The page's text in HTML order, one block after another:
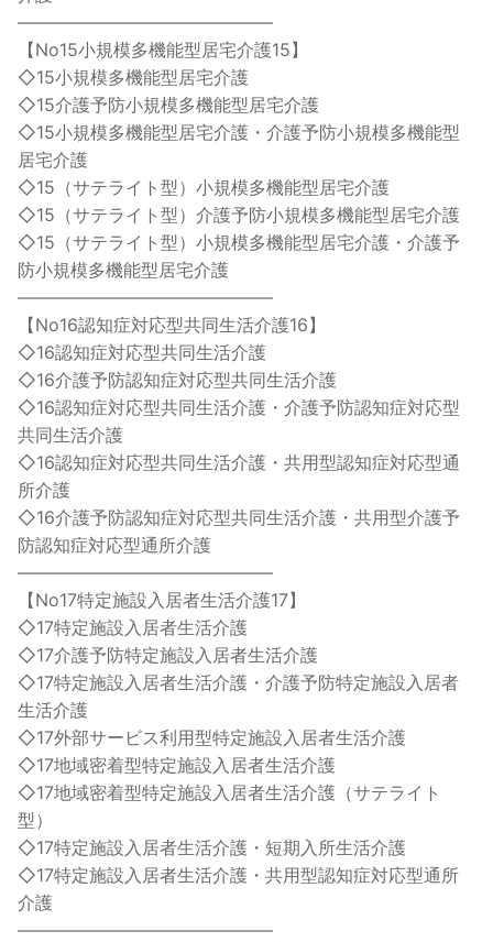
——————————————–
【No15小規模多機能型居宅介護15】
◇15小規模多機能型居宅介護
◇15介護予防小規模多機能型居宅介護
◇15小規模多機能型居宅介護・介護予防小規模多機能型
居宅介護
◇15（サテライト型）小規模多機能型居宅介護
◇15（サテライト型）介護予防小規模多機能型居宅介護
◇15（サテライト型）小規模多機能型居宅介護・介護予
防小規模多機能型居宅介護
——————————————–
【No16認知症対応型共同生活介護16】
◇16認知症対応型共同生活介護
◇16介護予防認知症対応型共同生活介護
◇16認知症対応型共同生活介護・介護予防認知症対応型
共同生活介護
◇16認知症対応型共同生活介護・共用型認知症対応型通
所介護
◇16介護予防認知症対応型共同生活介護・共用型介護予
防認知症対応型通所介護
——————————————–
【No17特定施設入居者生活介護17】
◇17特定施設入居者生活介護
◇17介護予防特定施設入居者生活介護
◇17特定施設入居者生活介護・介護予防特定施設入居者
生活介護
◇17外部サービス利用型特定施設入居者生活介護
◇17地域密着型特定施設入居者生活介護
◇17地域密着型特定施設入居者生活介護（サテライト
型）
◇17特定施設入居者生活介護・短期入所生活介護
◇17特定施設入居者生活介護・共用型認知症対応型通所
介護
——————————————–